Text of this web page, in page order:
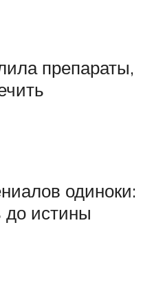
препараты,
одиноки:
до истины